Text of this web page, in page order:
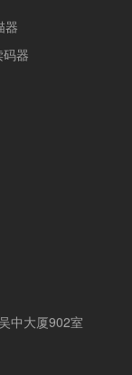
器
码器
中大厦902室